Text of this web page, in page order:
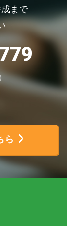
まで
ら